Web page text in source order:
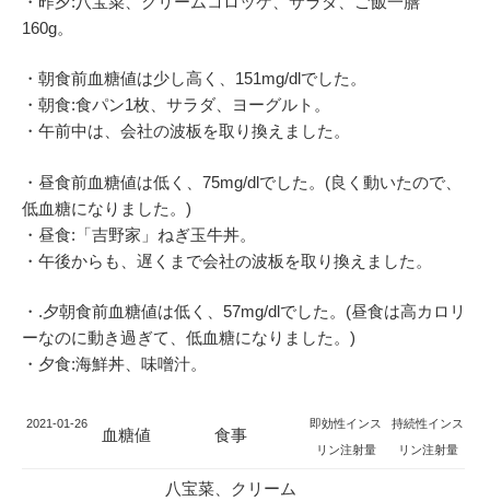
160g。
・朝食前血糖値は少し高く、151mg/dlでした。
・朝食:食パン1枚、サラダ、ヨーグルト。
・午前中は、会社の波板を取り換えました。
・昼食前血糖値は低く、75mg/dlでした。(良く動いたので、
低血糖になりました。)
・昼食:「吉野家」ねぎ玉牛丼。
・午後からも、遅くまで会社の波板を取り換えました。
・.夕朝食前血糖値は低く、57mg/dlでした。(昼食は高カロリ
ーなのに動き過ぎて、低血糖になりました。)
・夕食:海鮮丼、味噌汁。
2021-01-26
血糖値 食事
即効性インス
リン注射量
持続性インス
リン注射量
八宝菜、クリーム